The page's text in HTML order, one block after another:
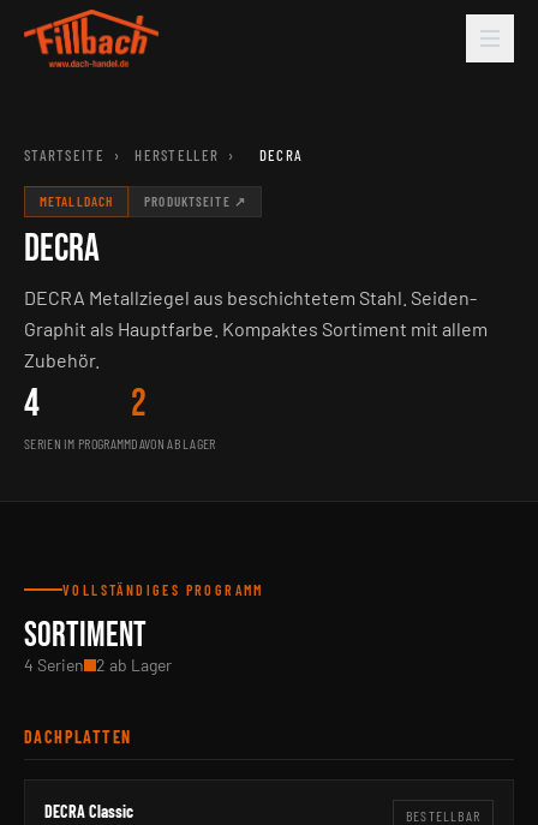
STARTSEITE › HERSTELLER › DECRA
METALLDACH PRODUKTSEITE ↗
DECRA
DECRA Metallziegel aus beschichtetem Stahl. Seiden-
Graphit als Hauptfarbe. Kompaktes Sortiment mit allem
Zubehör.
4
SERIEN IM PROGRAMM
2
DAVON AB LAGER
VOLLSTÄNDIGES PROGRAMM
SORTIMENT
4 Serien 2 ab Lager
DACHPLATTEN
DECRA Classic BESTELLBAR